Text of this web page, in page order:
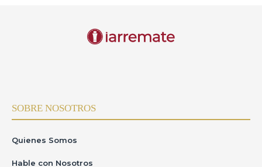
SOBRE NOSOTROS
Quienes Somos
Hable con Nosotros